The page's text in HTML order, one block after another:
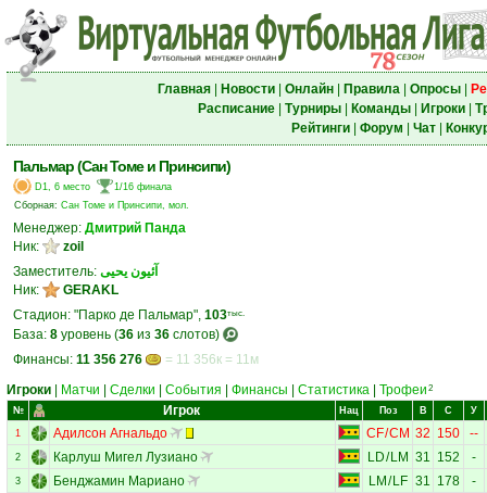
Главная| Новости| Онлайн| Правила| Опросы|
Расписание| Турниры| Команды| Игроки|
Рейтинги| Форум Чат|
Пальмар (Сан Томе и Принсипи)
D1, 6 место
1/16 финала
Сборная: Сан Томе и Принсипи, мол.
Менеджер: Дмитрий Панда
Ник:
zoil
Заместитель: آئیون يحيى
Ник:
GERAKL
Стадион: "Парко де Пальмар", 103тыс.
База: 8 уровень (36 из 36 слотов)
Финансы: 11 356 276
= 11 356к = 11м
Игроки
Матчи Сделки События Финансы Статистика Трофеи 2
№ Игрок Нац Поз В С У
1 Адилсон Агнальдо CF/CM 32 150 --
2 Карлуш Мигел Лузиано LD/LM 31 152 -
3 Бенджамин Мариано LM /LF 31 178 -